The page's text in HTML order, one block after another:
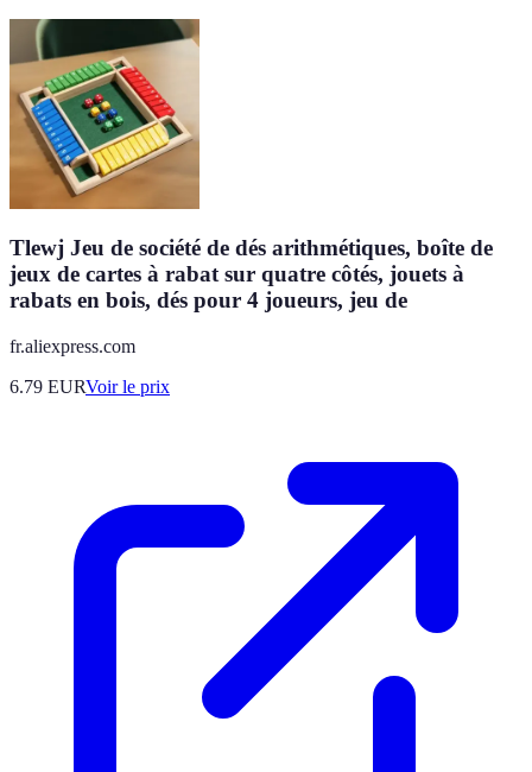
Tlewj Jeu de société de dés arithmétiques, boîte de
jeux de cartes à rabat sur quatre côtés, jouets à
rabats en bois, dés pour 4 joueurs, jeu de
fr.aliexpress.com
6.79 EURVoir le prix